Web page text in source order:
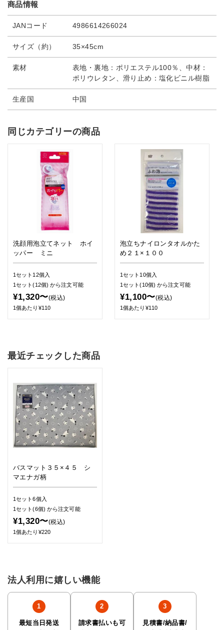
商品情報
JANコード 4986614266024
サイズ（約） 35×45cm
素材
表地・裏地：ポリエステル100％、中材：
ポリウレタン、滑り止め：塩化ビニル樹脂
生産国 中国
同じカテゴリーの商品
洗顔用泡立てネット ホイ
ッパー ミニ
1セット12個入
1セット(12個)から注文可能
¥1,320〜(税込)
1個あたり¥110
泡立ちナイロンタオルかた
め２１×１００
1セット10個入
1セット(10個)から注文可能
¥1,100〜(税込)
1個あたり¥110
最近チェックした商品
バスマット３５×４５ シ
マエナガ柄
1セット6個入
1セット(6個) から注文可能
¥1,320〜(税込)
1個あたり¥220
法人利用に嬉しい機能
最短当日発送 請求書払いも可 見積書/納品書/